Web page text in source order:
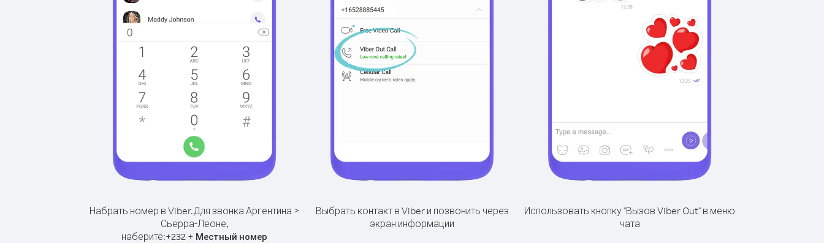
Набрать номер в Viber.Для звонка Аргентина >
Сьерра-Леоне,
наберите:+232 + Местный номер
Выбрать контакт в Viber и позвонить через
экран информации
Использовать кнопку "Вызов Viber Out" в меню
чата